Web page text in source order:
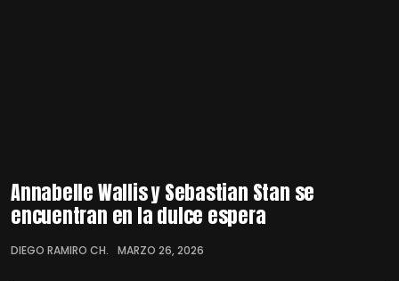
Annabelle Wallis y Sebastian Stan se
encuentran en la dulce espera
DIEGO RAMIRO CH. MARZO 26, 2026